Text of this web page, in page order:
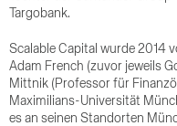
Targobank.
Scalable Capital wurde 2014
Adam French (zuvor jeweils
Mittnik (Professor für
Maximilians-Universität
es an seinen Standorten